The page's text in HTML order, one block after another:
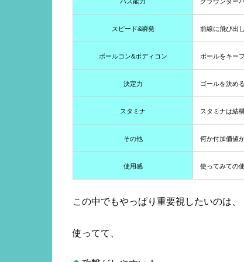
スピード&瞬発 前線に飛び出
ボールコン&ボディコン ボールをキー
決定力 ゴールを決め
スタミナ スタミナは結
その他 何か付加価値
使用感 使ってみての
この中でもやっぱり重要視したいのは、
使ってて、